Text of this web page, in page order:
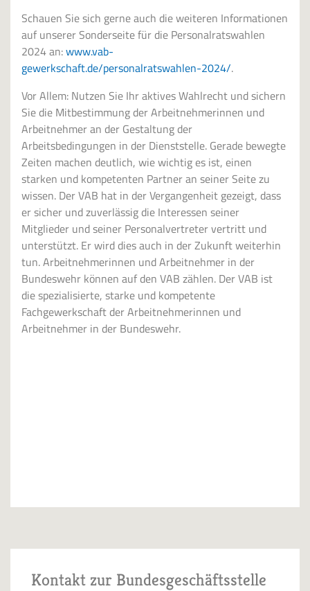
Schauen Sie sich gerne auch die weiteren Informationen
auf unserer Sonderseite für die Personalratswahlen
2024 an:www.vab-
gewerkschaft.de/personalratswahlen-2024/.
Vor Allem: Nutzen Sie Ihr aktives Wahlrecht und sichern
Sie die Mitbestimmung der Arbeitnehmerinnen und
Arbeitnehmer an der Gestaltung der
Arbeitsbedingungen in der Dienststelle. Gerade bewegte
Zeiten machen deutlich, wie wichtig es ist, einen
starken und kompetenten Partner an seiner Seite zu
wissen. Der VAB hat in der Vergangenheit gezeigt, dass
er sicher und zuverlässig die Interessen seiner
Mitglieder und seiner Personalvertreter vertritt und
unterstützt. Er wird dies auch in der Zukunft weiterhin
tun. Arbeitnehmerinnen und Arbeitnehmer in der
Bundeswehr können auf den VAB zählen. Der VAB ist
die spezialisierte, starke und kompetente
Fachgewerkschaft der Arbeitnehmerinnen und
Arbeitnehmer in der Bundeswehr.
Kontakt zur Bundesgeschäftsstelle